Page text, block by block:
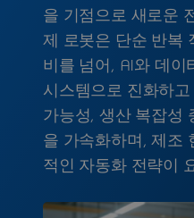
을 기점으로 새로운
제 로봇은 단순 반복
비를 넘어, AI와 데이
시스템으로 진화하
가능성, 생산 복잡성
을 가속화하며, 제조
적인 자동화 전략이